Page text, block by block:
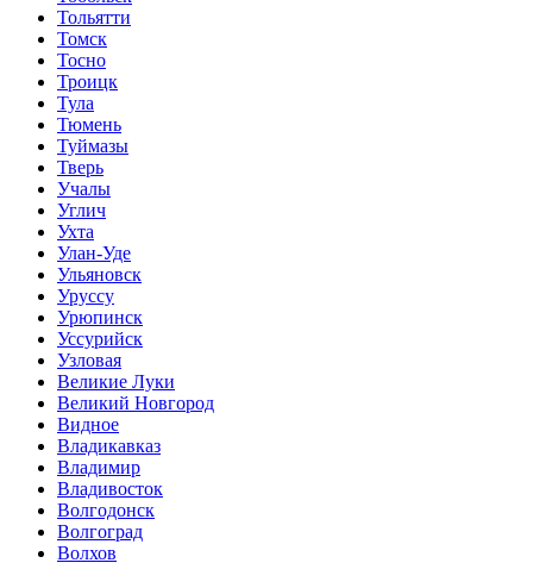
Тольятти
Томск
Тосно
Троицк
Тула
Тюмень
Туймазы
Тверь
Учалы
Углич
Ухта
Улан-Уде
Ульяновск
Уруссу
Урюпинск
Уссурийск
Узловая
Великие Луки
Великий Новгород
Видное
Владикавказ
Владимир
Владивосток
Волгодонск
Волгоград
Волхов